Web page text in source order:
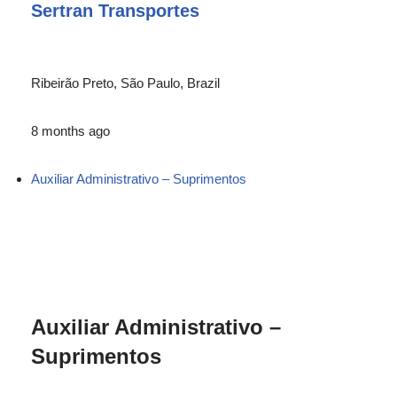
Sertran Transportes
Ribeirão Preto, São Paulo, Brazil
8 months ago
Auxiliar Administrativo – Suprimentos
Auxiliar Administrativo –
Suprimentos